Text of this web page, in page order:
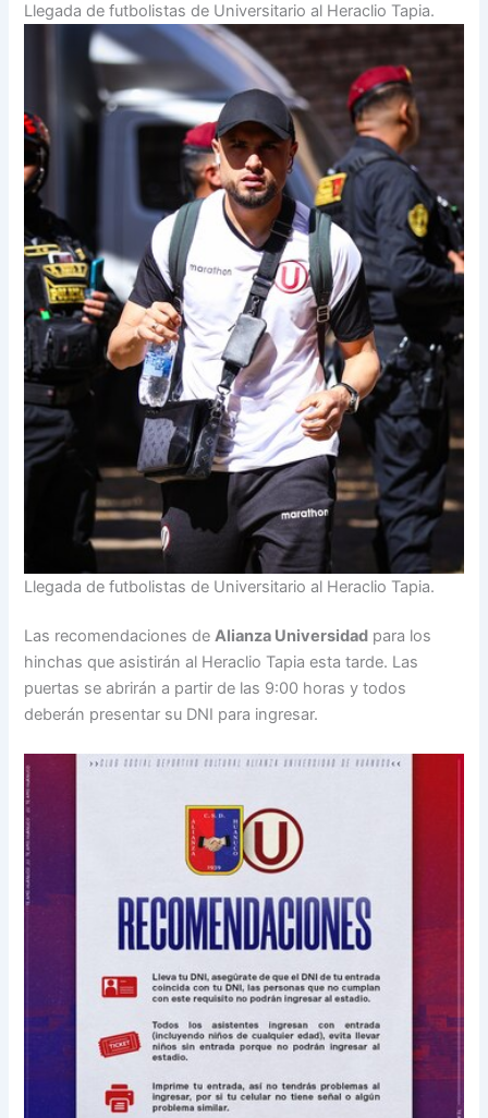
Llegada de futbolistas de Universitario al Heraclio Tapia.
Llegada de futbolistas de Universitario al Heraclio Tapia.
Las recomendaciones deAlianza Universidad para los
hinchas que asistirán al Heraclio Tapia esta tarde. Las
puertas se abrirán a partir de las 9:00 horas y todos
deberán presentar su DNI para ingresar.